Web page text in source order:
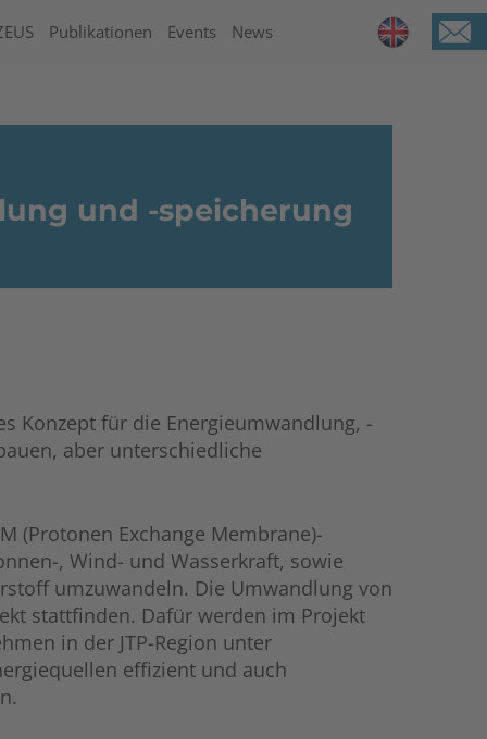
Publikationen Events News
und -speicherung
Konzept für die Energieumwandlung, -
aber unterschiedliche
(Protonen Exchange Membrane)-
, Wind- und Wasserkraft, sowie
umzuwandeln. Die Umwandlung von
stattfinden. Dafür werden im Projekt
in der JTP-Region unter
effizient und auch